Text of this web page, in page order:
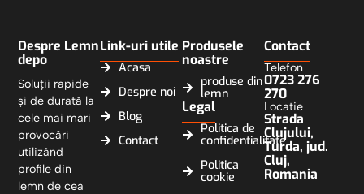
Despre Lemn
depo
Soluții rapide
și de durată la
cele mai mari
provocări
utilizând
profile din
lemn de cea
Link-uri utile
Acasa
Despre noi
Blog
Contact
Produsele
noastre
produse din
lemn
Legal
Politica de
confidentialitate
Politica
cookie
Contact
Telefon
0723 276
270
Locatie
Strada
Clujului,
Turda, jud.
Cluj,
Romania